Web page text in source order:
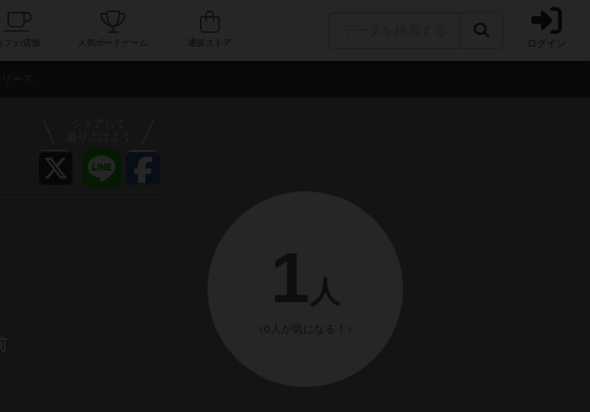
人気ボードゲーム ログイン
1 人
（0人が気になる！）